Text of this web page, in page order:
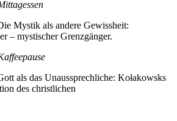
als andere Gewissheit:
– mystischer Grenzgänger.
als das Unaussprechliche: Kołakowsks
des christlichen